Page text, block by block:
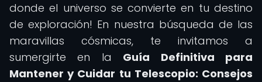
donde el universo se convierte en tu destino
de exploración! En nuestra búsqueda de las
maravillas cósmicas, te invitamos a
sumergirte en la Guía Definitiva para
Mantener y Cuidar tu Telescopio: Consejos